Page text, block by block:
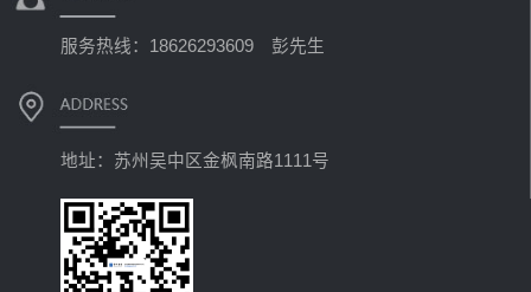
服务热线：18626293609 彭先生
地址：苏州吴中区金枫南路1111号